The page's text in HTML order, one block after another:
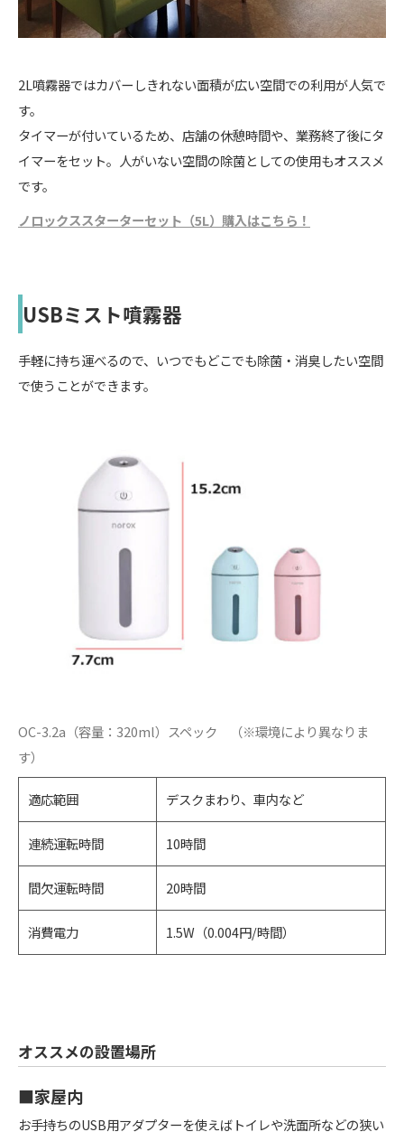
2L噴霧器ではカバーしきれない面積が広い空間での利用が人気で
す。
タイマーが付いているため、店舗の休憩時間や、業務終了後にタ
イマーをセット。人がいない空間の除菌としての使用もオススメ
です。
ノロックススターターセット（5L）購入はこちら！
USBミスト噴霧器
手軽に持ち運べるので、いつでもどこでも除菌・消臭したい空間
で使うことができます。
OC-3.2a（容量：320ml）スペック （※環境により異なりま
す）
適応範囲 デスクまわり、車内など
連続運転時間 10時間
間欠運転時間 20時間
消費電力 1.5W（0.004円/時間）
オススメの設置場所
■家屋内
お手持ちのUSB用アダプターを使えばトイレや洗面所などの狭い